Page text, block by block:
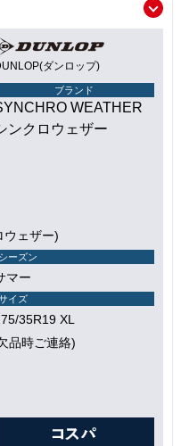
ダンロップ)
ブランド
WEATHER
ンクロウェザー
ウェザー)
シーズン
マー
イズ
35R19 XL
品時ご連絡)